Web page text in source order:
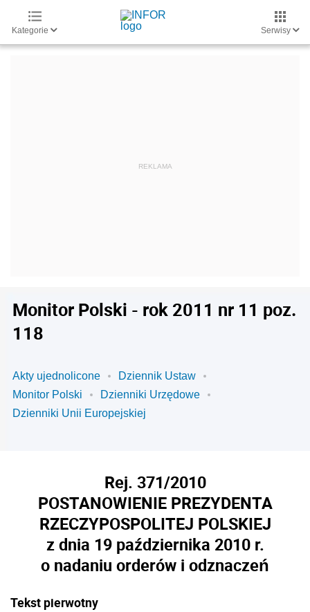
Kategorie Serwisy
Monitor Polski - rok 2011 nr 11 poz.
118
Akty ujednolicone
Dziennik Ustaw
Monitor Polski
Dzienniki Urzędowe
Dzienniki Unii Europejskiej
Rej. 371/2010
POSTANOWIENIE PREZYDENTA
RZECZYPOSPOLITEJ POLSKIEJ
z dnia 19 października 2010 r.
o nadaniu orderów i odznaczeń
Tekst pierwotny